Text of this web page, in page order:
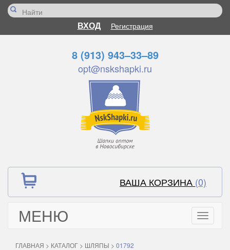
ВХОД Регистрация
8 (913) 943–33–89
opt@nskshapki.ru
ВАША КОРЗИНА (0)
МЕНЮ
Toggle
ГЛАВНАЯ > КАТАЛОГ > ШЛЯПЫ > 01792